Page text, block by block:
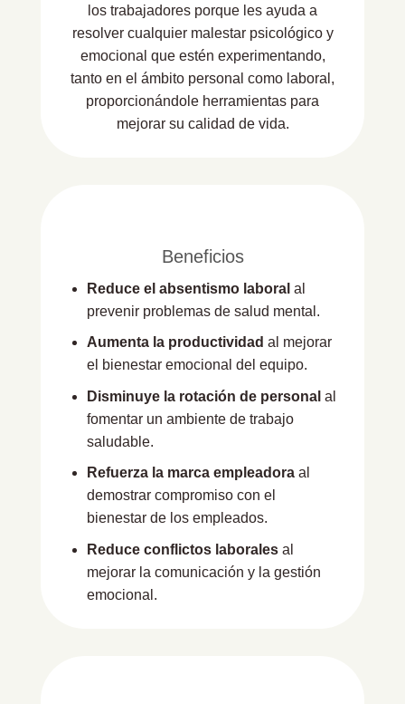
los trabajadores porque les ayuda a
resolver cualquier malestar psicológico y
emocional que estén experimentando,
tanto en el ámbito personal como laboral,
proporcionándole herramientas para
mejorar su calidad de vida.
Beneficios
Reduce el absentismo laboral al
prevenir problemas de salud mental.
Aumenta la productividad al mejorar
el bienestar emocional del equipo.
Disminuye la rotación de personal al
fomentar un ambiente de trabajo
saludable.
Refuerza la marca empleadoraal
demostrar compromiso con el
bienestar de los empleados.
Reduce conflictos laboralesal
mejorar la comunicación y la gestión
emocional.